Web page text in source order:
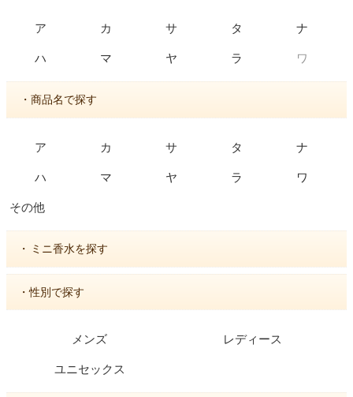
ア カ サ タ ナ
ハ マ ヤ ラ ワ
・商品名で探す
ア カ サ タ ナ
ハ マ ヤ ラ ワ
その他
・ ミニ香水を探す
・性別で探す
メンズ レディース
ユニセックス